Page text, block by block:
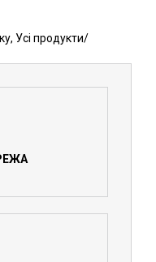
, Усі продукти/